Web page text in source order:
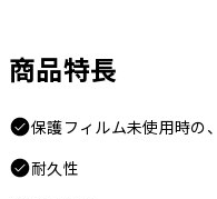
商品特長
保護フィルム未使用時の
耐久性